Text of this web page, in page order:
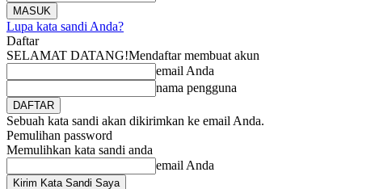
Lupa kata sandi Anda?
Daftar
SELAMAT DATANG!Mendaftar membuat akun
email Anda
nama pengguna
Sebuah kata sandi akan dikirimkan ke email Anda.
Pemulihan password
Memulihkan kata sandi anda
email Anda